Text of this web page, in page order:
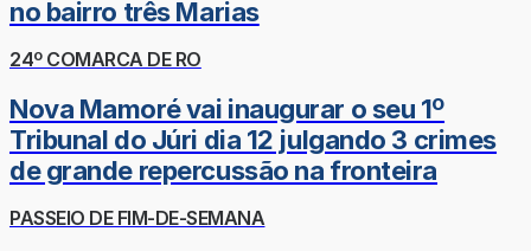
no bairro três Marias
24º COMARCA DE RO
Nova Mamoré vai inaugurar o seu 1º
Tribunal do Júri dia 12 julgando 3 crimes
de grande repercussão na fronteira
PASSEIO DE FIM-DE-SEMANA